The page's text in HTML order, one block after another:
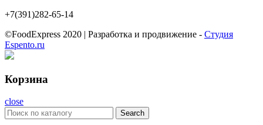
+7(391)282-65-14
©FoodExpress 2020 | Разработка и продвижение - Студия
Espento.ru
Корзина
close
Search